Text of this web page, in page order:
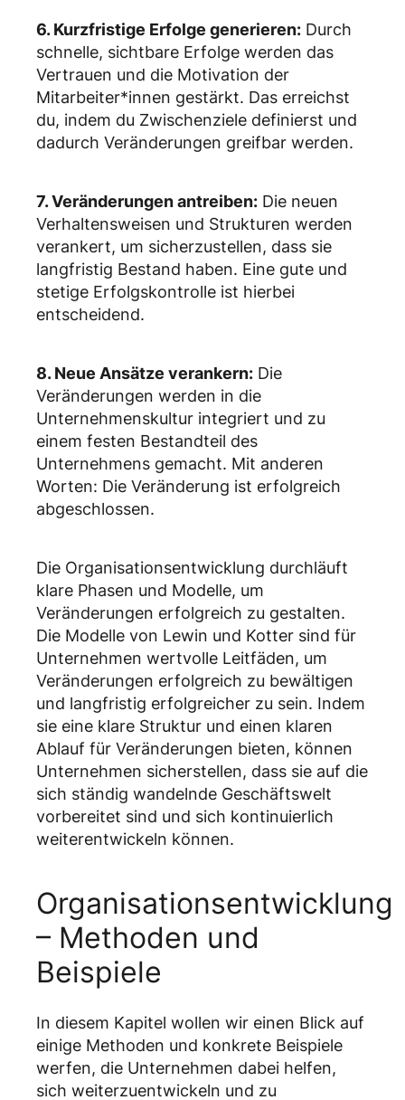
6. Kurzfristige Erfolge generieren: Durch
schnelle, sichtbare Erfolge werden das
Vertrauen und die Motivation der
Mitarbeiter*innen gestärkt. Das erreichst
du, indem du Zwischenziele definierst und
dadurch Veränderungen greifbar werden.
7. Veränderungen antreiben: Die neuen
Verhaltensweisen und Strukturen werden
verankert, um sicherzustellen, dass sie
langfristig Bestand haben. Eine gute und
stetige Erfolgskontrolle ist hierbei
entscheidend.
8. Neue Ansätze verankern: Die
Veränderungen werden in die
Unternehmenskultur integriert und zu
einem festen Bestandteil des
Unternehmens gemacht. Mit anderen
Worten: Die Veränderung ist erfolgreich
abgeschlossen.
Die Organisationsentwicklung durchläuft
klare Phasen und Modelle, um
Veränderungen erfolgreich zu gestalten.
Die Modelle von Lewin und Kotter sind für
Unternehmen wertvolle Leitfäden, um
Veränderungen erfolgreich zu bewältigen
und langfristig erfolgreicher zu sein. Indem
sie eine klare Struktur und einen klaren
Ablauf für Veränderungen bieten, können
Unternehmen sicherstellen, dass sie auf die
sich ständig wandelnde Geschäftswelt
vorbereitet sind und sich kontinuierlich
weiterentwickeln können.
Organisationsentwicklung
– Methoden und
Beispiele
In diesem Kapitel wollen wir einen Blick auf
einige Methoden und konkrete Beispiele
werfen, die Unternehmen dabei helfen,
sich weiterzuentwickeln und zu